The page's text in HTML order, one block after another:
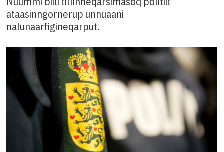
ataasinngornerup unnuaani
nalunaarfigineqarput.